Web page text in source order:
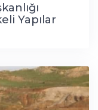
Yapılar